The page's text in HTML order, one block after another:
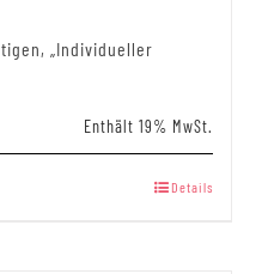
„Individueller
Enthält 19% MwSt.
Details